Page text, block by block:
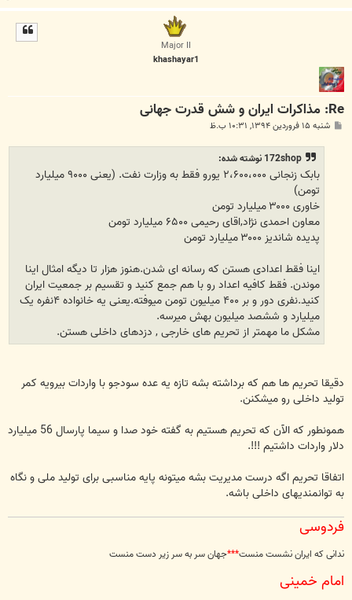
ا
Major II
khashayar1
Re: مذاکرات ایران و شش قدرت جهانی
پ شنبه ۱۵ فروردین ۱۳۹۴, ۱۰:۳۱ ب.ظ
172shop نوشته شده:
بابک زنجانی ۲،۶۰۰،۰۰۰ یورو فقط به وزارت نفت. (یعنی ۹۰۰۰ میلیارد
تومن)
خاوری ۳۰۰۰ میلیارد تومن
معاون احمدی نژاد,اقای رحیمی ۶۵۰۰ میلیارد تومن
پدیده شاندیز ۳۰۰۰ میلیارد تومن
اینا فقط اعدادی هستن که رسانه ای شدن.هنوز هزار تا دیگه امثال اینا
موندن. فقط کافیه اعداد رو با هم جمع کنید و تقسیم بر جمعیت ایران
کنید.نفری دور و بر ۴۰۰ میلیون تومن میوفته.یعنی یه خانواده ۴نفره یک
میلیارد و ششصد میلیون بهش میرسه.
مشکل ما مهمتر از تحریم های خارجی , دزدهای داخلی هستن.
دقیقا تحریم ها هم که برداشته بشه تازه یه عده سودجو با واردات بیرویه کمر
تولید داخلی رو میشکنن.
همونطور که الآن که تحریم هستیم به گفته خود صدا و سیما پارسال 56 میلیارد
دلار واردات داشتیم !!!.
اتفاقا تحریم اگه درست مدیریت بشه میتونه پایه مناسبی برای تولید ملی و نگاه
به توانمندیهای داخلی باشه.
فردوسی
ندانی که ایران نشست منست***جهان سر به سر زیر دست منست
امام خمینی